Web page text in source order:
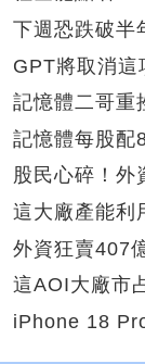
下週恐跌破半
GPT將取消
記憶體二哥重
記憶體每股
股民心碎！外
這大廠產能
外資狂賣407
這AOI大廠市
iPhone 18